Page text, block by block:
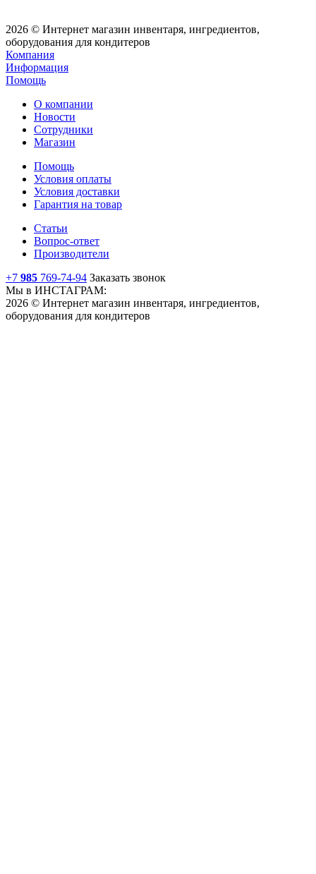
2026 © Интернет магазин инвентаря, ингредиентов,
оборудования для кондитеров
Компания
Информация
Помощь
О компании
Новости
Сотрудники
Магазин
Помощь
Условия оплаты
Условия доставки
Гарантия на товар
Статьи
Вопрос-ответ
Производители
+7 985 769-74-94 Заказать звонок
Мы в ИНСТАГРАМ:
2026 © Интернет магазин инвентаря, ингредиентов,
оборудования для кондитеров